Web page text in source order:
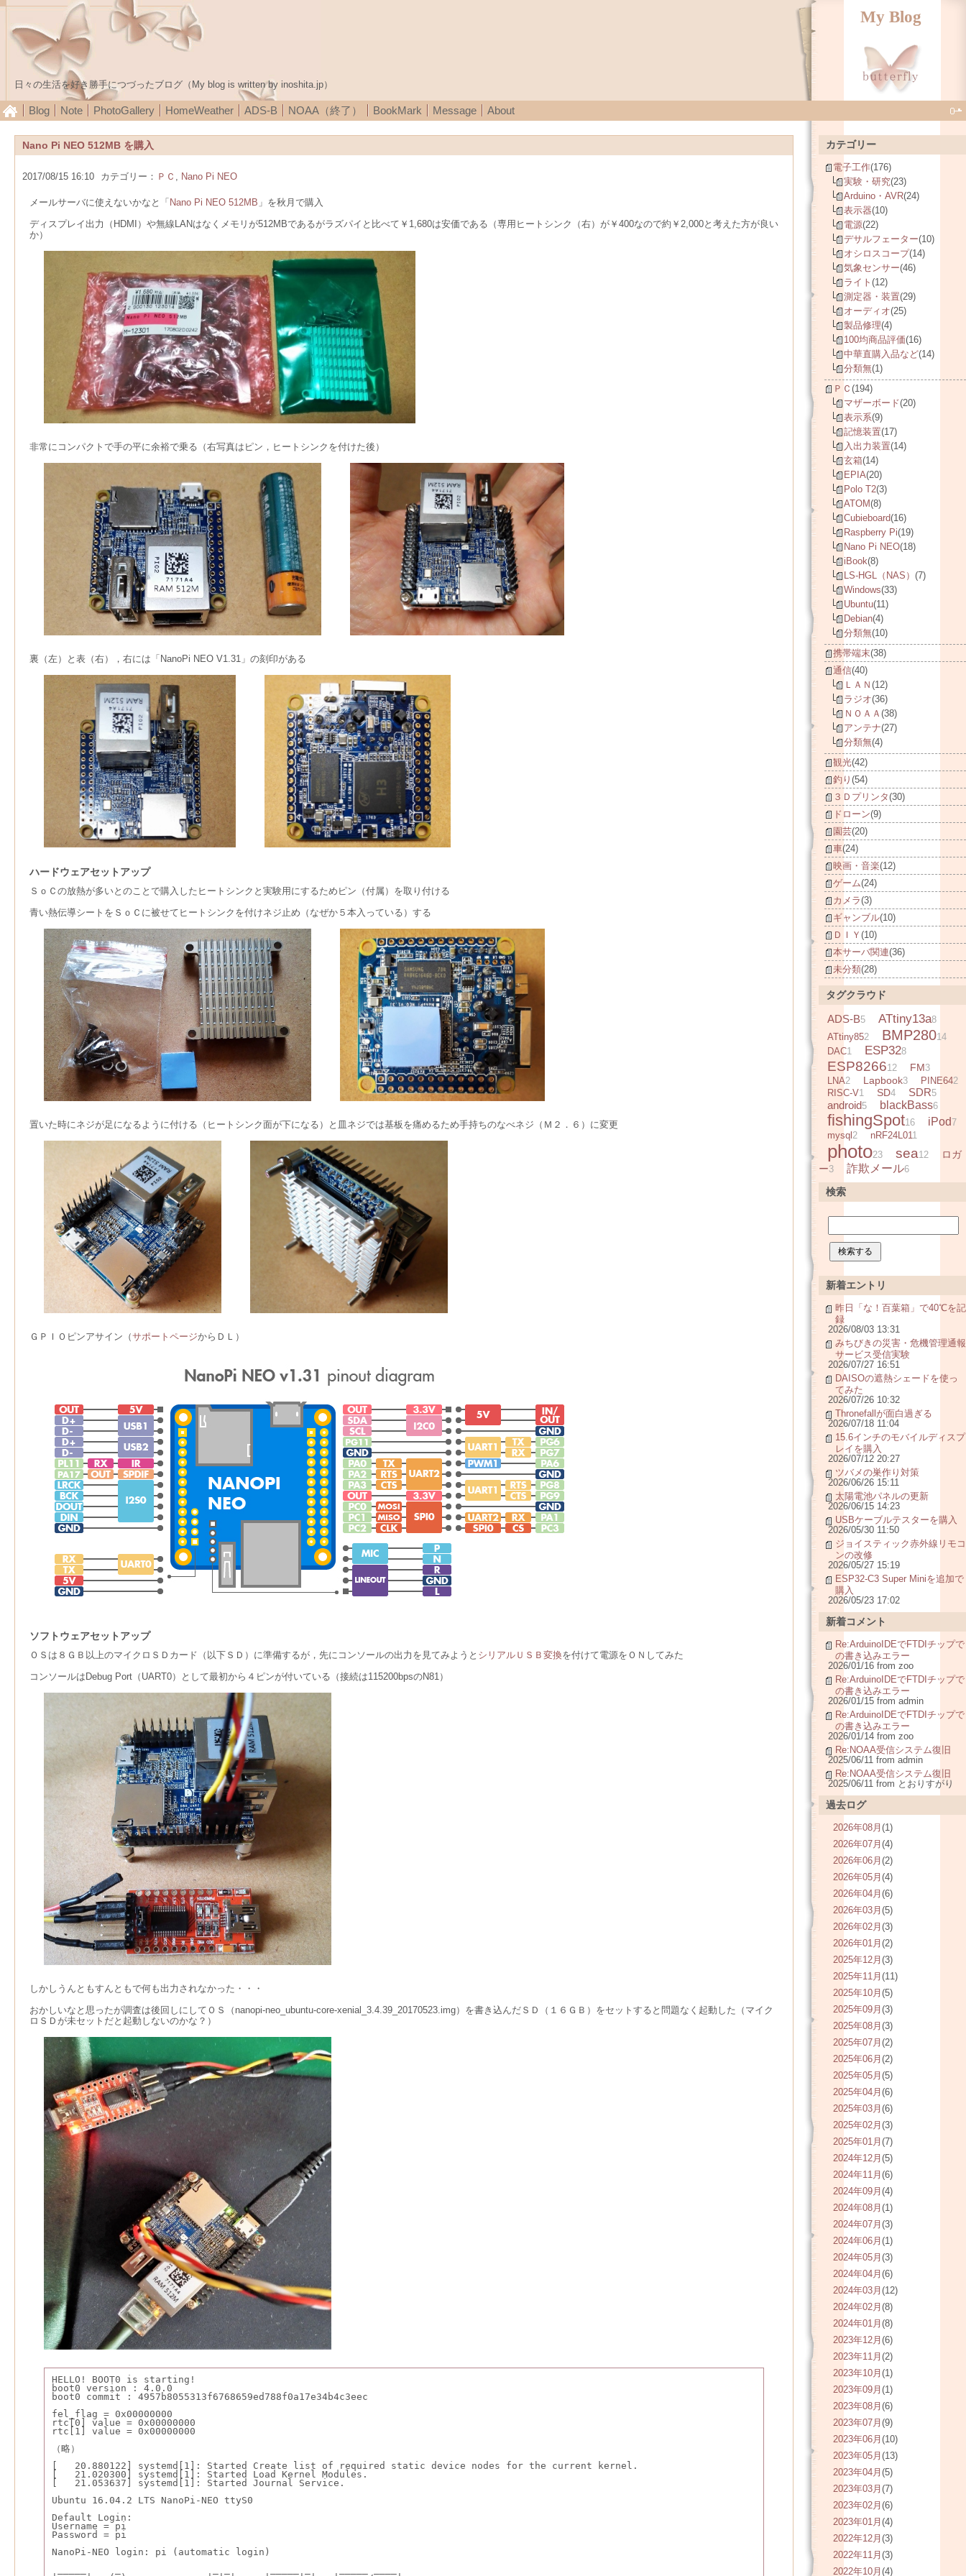
My Blog
日々の生活を好き勝手につづったブログ（My blog is written by inoshita.jp）
Blog Note PhotoGallery HomeWeather ADS-B NOAA（終了） BookMark Message About
Nano Pi NEO 512MB を購入
2017/08/15 16:10 カテゴリー： ＰＣ , Nano Pi NEO
メールサーバに使えないかなと「 Nano Pi NEO 512MB 」を秋月で購入
ディスプレイ出力（HDMI）や無線LANはなくメモリが512MBであるがラズパイと比べて￥1,680は安価である（専用ヒートシンク（右）が￥400なので約￥2,000と考えた方が良い
か）
非常にコンパクトで手の平に余裕で乗る（右写真はピン，ヒートシンクを付けた後）
裏（左）と表（右），右には「NanoPi NEO V1.31」の刻印がある
ハードウェアセットアップ
ＳｏＣの放熱が多いとのことで購入したヒートシンクと実験用にするためピン（付属）を取り付ける
青い熱伝導シートをＳｏＣに被せてヒートシンクを付けネジ止め（なぜか５本入っている）する
置いた時にネジが足になるように付ける（ヒートシンク面が下になる）と皿ネジでは基板を痛めるため手持ちのなべネジ（Ｍ２．６）に変更
ＧＰＩＯピンアサイン（サポートページからＤＬ）
ソフトウェアセットアップ
ＯＳは８ＧＢ以上のマイクロＳＤカード（以下ＳＤ）に準備するが，先にコンソールの出力を見てみようと シリアルＵＳＢ変換を付けて電源をＯＮしてみた
コンソールはDebug Port（UART0）として最初から４ピンが付いている（接続は115200bpsのN81）
しかしうんともすんともで何も出力されなかった・・・
おかしいなと思ったが調査は後回しにしてＯＳ（nanopi-neo_ubuntu-core-xenial_3.4.39_20170523.img）を書き込んだＳＤ（１６ＧＢ）をセットすると問題なく起動した（マイク
ロＳＤが未セットだと起動しないのかな？）
HELLO! BOOT0 is starting!
boot0 version : 4.0.0
boot0 commit : 4957b8055313f6768659ed788f0a17e34b4c3eec
fel_flag = 0x00000000
rtc[0] value = 0x00000000
rtc[1] value = 0x00000000
（略）
[   20.880122] systemd[1]: Started Create list of required static device nodes for the current kernel.
[   21.020300] systemd[1]: Started Load Kernel Modules.
[   21.053637] systemd[1]: Started Journal Service.
Ubuntu 16.04.2 LTS NanoPi-NEO ttyS0
Default Login:
Username = pi
Password = pi
NanoPi-NEO login: pi (automatic login)
カテゴリー
電子工作(176)
実験・研究(23)
Arduino・AVR(24)
表示器(10)
電源(22)
デサルフェーター(10)
オシロスコープ(14)
気象センサー(46)
ライト (12)
測定器・装置(29)
オーディオ(25)
製品修理(4)
100均商品評価(16)
中華直購入品など(14)
分類無(1)
ＰＣ (194)
マザーボード(20)
表示系(9)
記憶装置(17)
入出力装置(14)
玄箱(14)
EPIA(20)
Polo T2(3)
ATOM(8)
Cubieboard(16)
Raspberry Pi(19)
Nano Pi NEO(18)
iBook(8)
LS-HGL（NAS） (7)
Windows(33)
Ubuntu(11)
Debian(4)
分類無(10)
携帯端末(38)
通信(40)
ＬＡＮ (12)
ラジオ(36)
ＮＯＡＡ (38)
アンテナ(27)
分類無(4)
観光(42)
釣り (54)
３Ｄプリンタ(30)
ドローン(9)
園芸(20)
車(24)
映画・音楽(12)
ゲーム(24)
カメラ(3)
ギャンブル(10)
ＤＩＹ (10)
本サーバ関連(36)
未分類(28)
タグクラウド
ADS-B5 ATtiny13a8
ATtiny852 BMP28014
DAC1 ESP328
ESP826612 FM3
LNA2 Lapbook3 PINE642
RISC-V1 SD4 SDR5
android5 blackBass6
fishingSpot16 iPod7
mysql 2 nRF24L011
photo23 sea12
ロガ
ー3 詐欺メール6
検索
新着エントリ
昨日「な！百葉箱」で40℃を記
録
2026/08/03 13:31
みちびきの災害・危機管理通報
サービス受信実験
2026/07/27 16:51
DAISOの遮熱シェードを使っ
てみた
2026/07/26 10:32
Thronefallが面白過ぎる
2026/07/18 11:04
15.6インチのモバイルディスプ
レイを購入
2026/07/12 20:27
ツバメの巣作り対策
2026/06/26 15:11
太陽電池パネルの更新
2026/06/15 14:23
USBケーブルテスターを購入
2026/05/30 11:50
ジョイスティック赤外線リモコ
ンの改修
2026/05/27 15:19
ESP32-C3 Super Miniを追加で
購入
2026/05/23 17:02
新着コメント
Re:ArduinoIDEでFTDIチップで
の書き込みエラー
2026/01/16 from zoo
Re:ArduinoIDEでFTDIチップで
の書き込みエラー
2026/01/15 from admin
Re:ArduinoIDEでFTDIチップで
の書き込みエラー
2026/01/14 from zoo
Re:NOAA受信システム復旧
2025/06/11 from admin
Re:NOAA受信システム復旧
2025/06/11 from とおりすがり
過去ログ
2026年08月 (1)
2026年07月 (4)
2026年06月 (2)
2026年05月 (4)
2026年04月 (6)
2026年03月 (5)
2026年02月 (3)
2026年01月 (2)
2025年12月 (3)
2025年11月 (11)
2025年10月 (5)
2025年09月 (3)
2025年08月 (3)
2025年07月 (2)
2025年06月 (2)
2025年05月 (5)
2025年04月 (6)
2025年03月 (6)
2025年02月 (3)
2025年01月 (7)
2024年12月 (5)
2024年11月 (6)
2024年09月 (4)
2024年08月 (1)
2024年07月 (3)
2024年06月 (1)
2024年05月 (3)
2024年04月 (6)
2024年03月 (12)
2024年02月 (8)
2024年01月 (8)
2023年12月 (6)
2023年11月 (2)
2023年10月 (1)
2023年09月 (1)
2023年08月 (6)
2023年07月 (9)
2023年06月 (10)
2023年05月 (13)
2023年04月 (5)
2023年03月 (7)
2023年02月 (6)
2023年01月 (4)
2022年12月 (3)
2022年11月 (3)
2022年10月 (4)